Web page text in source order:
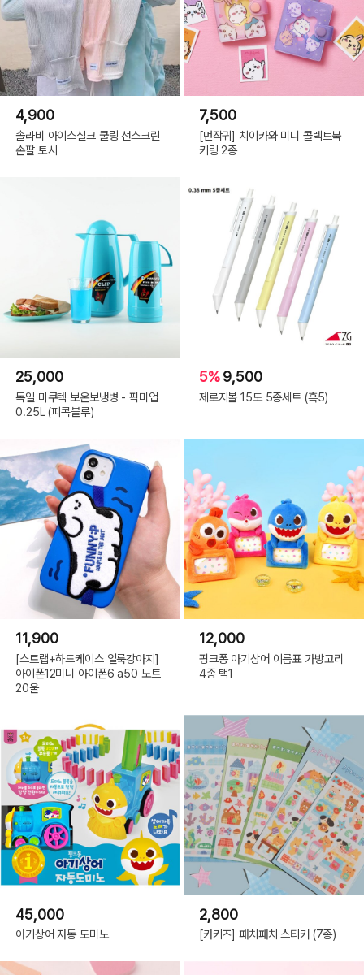
(C) 10X10.INC 2023(or COPYRIGHT(C) 2023 ALL RIGHTS RESERVED BY
10X10 INC)
4,900
솔라비 아이스실크 쿨링 선스크린
손팔 토시
7,500
[먼작귀] 치이카와 미니 콜렉트북
키링 2종
25,000
독일 마쿠텍 보온보냉병 - 픽미업
0.25L (피콕블루)
5%9,500
제로지볼 15도 5종세트 (흑5)
11,900
[스트랩+하드케이스 얼룩강아지]
아이폰12미니 아이폰6 a50 노트
20울
12,000
핑크퐁 아기상어 이름표 가방고리
4종 택1
45,000
아기상어 자동 도미노
2,800
[카키즈] 패치패치 스티커 (7종)